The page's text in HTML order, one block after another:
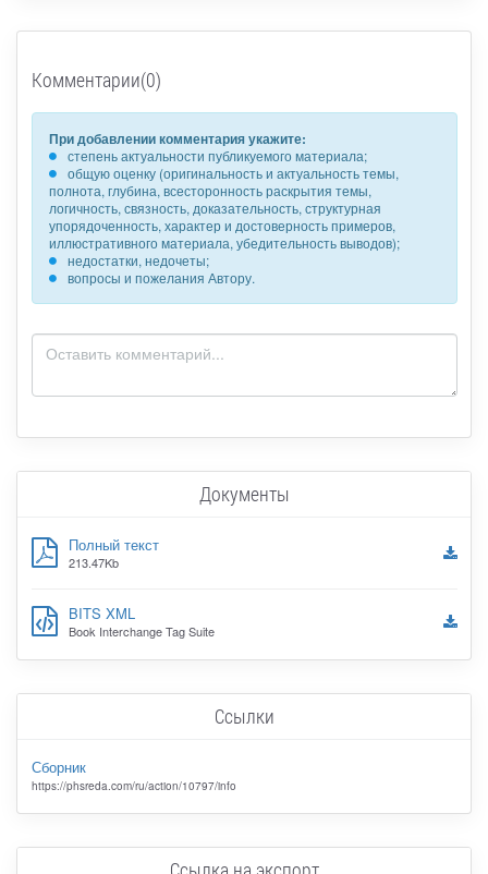
Комментарии(0)
При добавлении комментария укажите:
степень актуальности публикуемого материала;
общую оценку (оригинальность и актуальность темы,
полнота, глубина, всесторонность раскрытия темы,
логичность, связность, доказательность, структурная
упорядоченность, характер и достоверность примеров,
иллюстративного материала, убедительность выводов);
недостатки, недочеты;
вопросы и пожелания Автору.
Документы
Полный текст
213.47Kb
BITS XML
Book Interchange Tag Suite
Ссылки
Сборник
https://phsreda.com/ru/action/10797/info